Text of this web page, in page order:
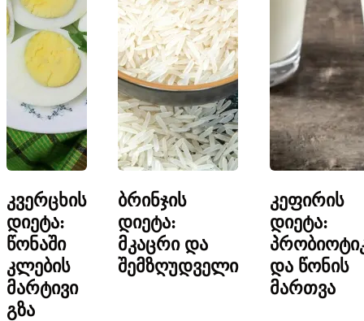
კვერცხის
დიეტა:
წონაში
კლების
მარტივი
გზა
ბრინჯის
დიეტა:
მკაცრი და
შემზღუდველი
კეფირის
დიეტა:
და წონის
მართვა